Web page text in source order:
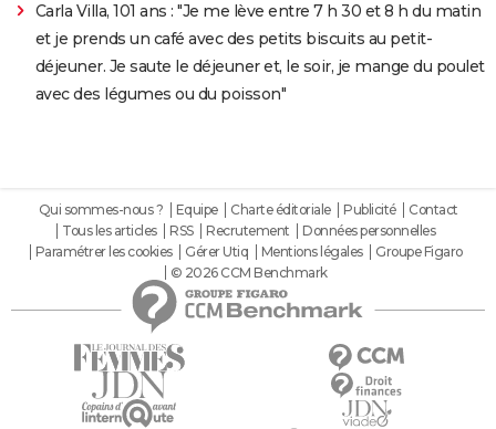
Carla Villa, 101 ans : "Je me lève entre 7 h 30 et 8 h du matin
et je prends un café avec des petits biscuits au petit-
déjeuner. Je saute le déjeuner et, le soir, je mange du poulet
avec des légumes ou du poisson"
Qui sommes-nous ? Equipe Charte éditoriale Publicité
Contact
Tous les articles
RSS Recrutement
Données personnelles
Paramétrer les cookies
Gérer Utiq Mentions légales
Groupe Figaro
© 2026 CCM Benchmark